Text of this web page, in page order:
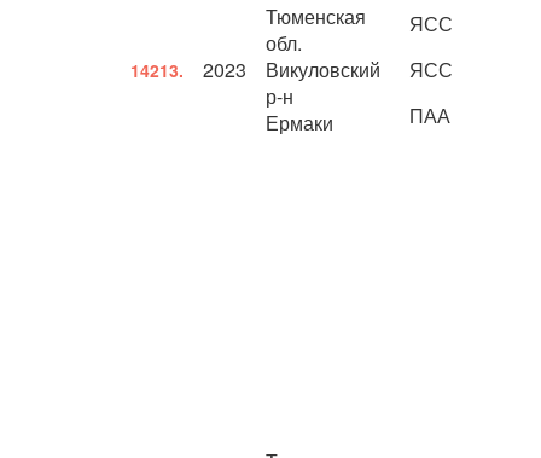
14213. 2023
Тюменская
обл.
Викуловский
р-н
Ермаки
ЯСС
ЯСС
ПАА